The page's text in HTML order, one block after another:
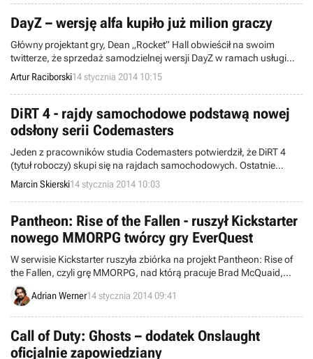
DayZ – wersję alfa kupiło już milion graczy
Główny projektant gry, Dean „Rocket” Hall obwieścił na swoim
twitterze, że sprzedaż samodzielnej wersji DayZ w ramach usługi
Steam Early Access przekroczyła już milion egzemplarzy.
Artur Raciborski14 stycznia 2014 10:15
DiRT 4 - rajdy samochodowe podstawą nowej
odsłony serii Codemasters
Jeden z pracowników studia Codemasters potwierdził, że DiRT 4
(tytuł roboczy) skupi się na rajdach samochodowych. Ostatnie
odsłony serii stawiały na różnorodność wyścigów, z czego nie byli
zadowoleni fani klasycznych odsłon cyklu Colin McRae Rally, z
którego wywodzi się marka DiRT.
Marcin Skierski14 stycznia 2014 10:03
Pantheon: Rise of the Fallen - ruszył Kickstarter
nowego MMORPG twórcy gry EverQuest
W serwisie Kickstarter ruszyła zbiórka na projekt Pantheon: Rise of
the Fallen, czyli grę MMORPG, nad którą pracuje Brad McQuaid,
czyli ojciec pierwszej odsłony cyklu EverQuest.
Adrian Werner14 stycznia 2014 09:41
Call of Duty: Ghosts – dodatek Onslaught
oficjalnie zapowiedziany